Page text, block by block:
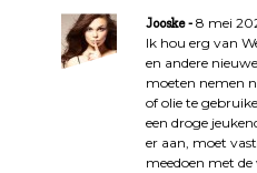
Jooske
8 mei
Ik hou erg van
en andere
moeten nemen
of olie te
een droge
er aan, moet
meedoen met